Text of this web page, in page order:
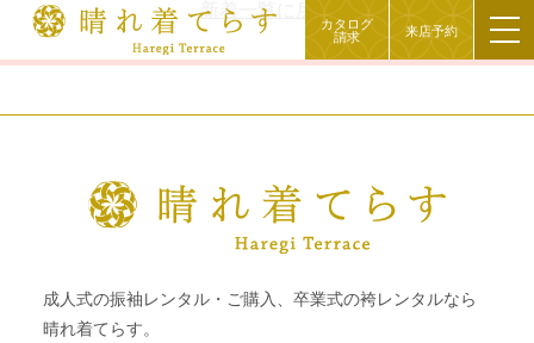
カタログ
請求 来店予約
新着一覧に戻る
成人式の振袖レンタル・ご購入、卒業式の袴レンタルなら
晴れ着てらす。